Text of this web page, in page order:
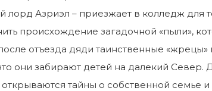
лорд Азриэл – приезжает в колледж для
происхождение загадочной «пыли»,
отъезда дяди таинственные
они забирают детей на далекий Север.
тайны о собственной семье